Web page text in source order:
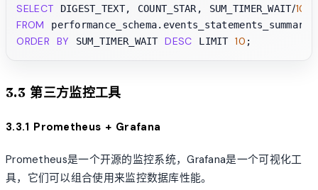
SELECT DIGEST_TEXT, COUNT_STAR, SUM_TIMER_WAIT/
FROM
ORDER
BY SUM_TIMER_WAIT DESC LIMIT 10
3.3 第三方监控工具
3.3.1 Prometheus + Grafana
Prometheus是一个开源的监控系统，Grafana是一个可视化工
具，它们可以组合使用来监控数据库性能。